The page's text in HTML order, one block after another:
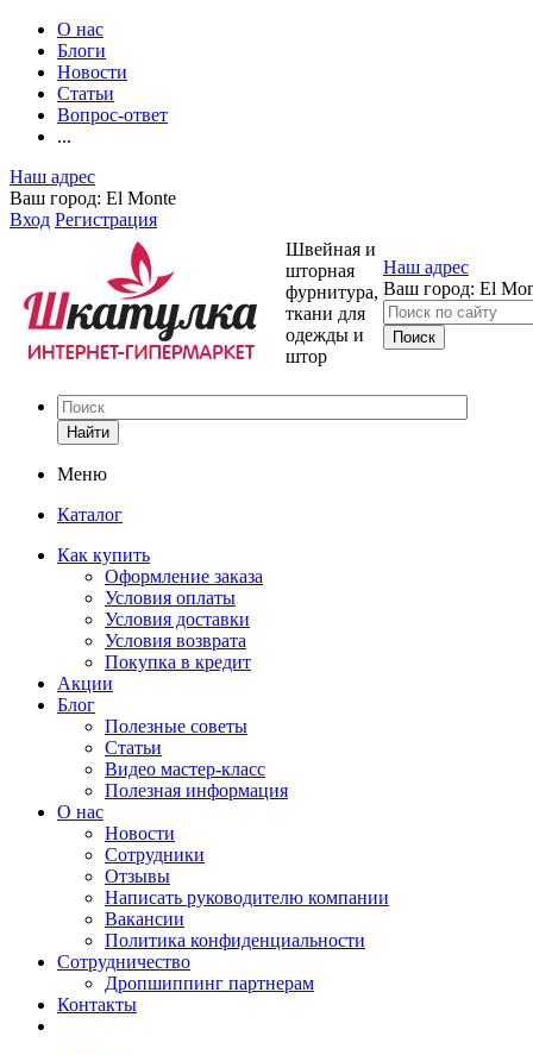
О нас
Блоги
Новости
Статьи
Вопрос-ответ
...
Наш адрес
Ваш город: El Monte
Вход Регистрация
Швейная и
шторная
фурнитура,
ткани для
одежды и
штор
Наш адрес
Ваш город: El
Найти
Меню
Каталог
Как купить
Оформление заказа
Условия оплаты
Условия доставки
Условия возврата
Покупка в кредит
Акции
Блог
Полезные советы
Статьи
Видео мастер-класс
Полезная информация
О нас
Новости
Сотрудники
Отзывы
Написать руководителю компании
Вакансии
Политика конфиденциальности
Сотрудничество
Дропшиппинг партнерам
Контакты